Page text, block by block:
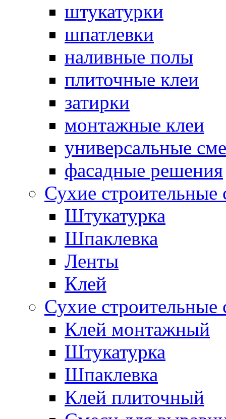
штукатурки
шпатлевки
наливные полы
плиточные клеи
затирки
монтажные клеи
универсальные
фасадные решения
Сухие
Штукатурка
Шпаклевка
Ленты
Клей
Сухие
Клей монтажный
Штукатурка
Шпаклевка
Клей плиточный